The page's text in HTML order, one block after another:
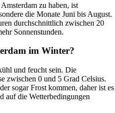
zu haben, ist
die Monate Juni bis August.
durchschnittlich zwischen 20
Sonnenstunden.
im Winter?
und feucht sein. Die
zwischen 0 und 5 Grad Celsius.
sogar Frost kommen, daher ist es
auf die Wetterbedingungen